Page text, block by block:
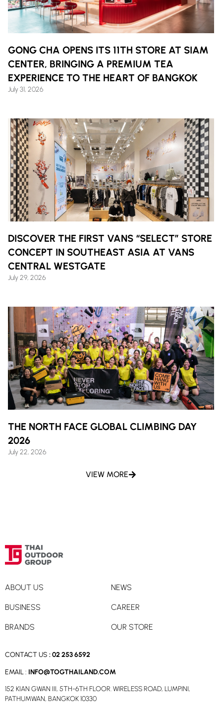
GONG CHA OPENS ITS 11TH STORE AT SIAM
CENTER, BRINGING A PREMIUM TEA
EXPERIENCE TO THE HEART OF BANGKOK
July 31, 2026
DISCOVER THE FIRST VANS “SELECT” STORE
CONCEPT IN SOUTHEAST ASIA AT VANS
CENTRAL WESTGATE
July 29, 2026
THE NORTH FACE GLOBAL CLIMBING DAY
2026
July 22, 2026
VIEW MORE
ABOUT US
BUSINESS
BRANDS
NEWS
CAREER
OUR STORE
CONTACT US :02 253 6592
EMAIL : INFO@TOGTHAILAND.COM
152 KIAN GWAN III, 5TH-6TH FLOOR. WIRELESS ROAD, LUMPINI,
PATHUMWAN, BANGKOK 10330